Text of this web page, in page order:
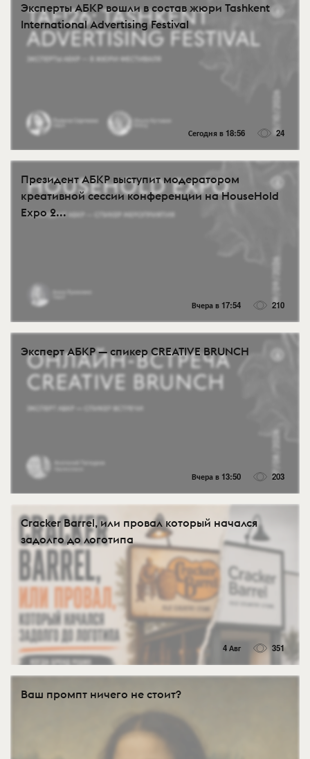
Эксперты АБКР вошли в состав жюри Tashkent
International Advertising Festival
Сегодня в 18:56 24
Президент АБКР выступит модератором
креативной сессии конференции на HouseHold
Expo 2...
Вчера в 17:54 210
Эксперт АБКР — спикер CREATIVE BRUNCH
Вчера в 13:50 203
Cracker Barrel, или провал который начался
задолго до логотипа
4 Авг 351
Ваш промпт ничего не стоит?